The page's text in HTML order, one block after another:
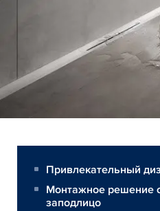
Привлекательный
Монтажное решение
заподлицо